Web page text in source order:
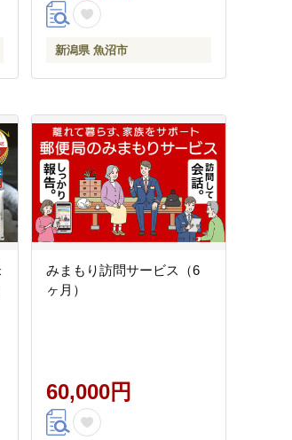
新潟県 魚沼市
みまもり訪問サービス（6
ヶ月）
60,000円